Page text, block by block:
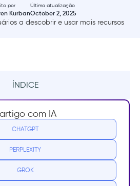
por
Kurban
Última atualização
October 2, 2025
ÍNDICE
não estão adotando
com IA
CHATGPT
PERPLEXITY
GROK